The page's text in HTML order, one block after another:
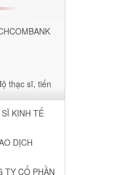
thạc sĩ, tiến
KINH TẾ
DỊCH
TY CỔ PHẦN